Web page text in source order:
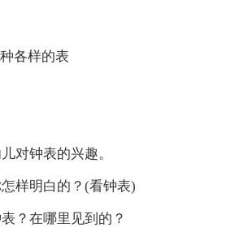
各样的表
对钟表的兴趣。
样明白的？(看钟表)
？在哪里见到的？